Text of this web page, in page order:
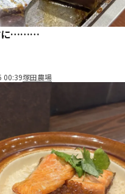
に………
00:39塚田農場